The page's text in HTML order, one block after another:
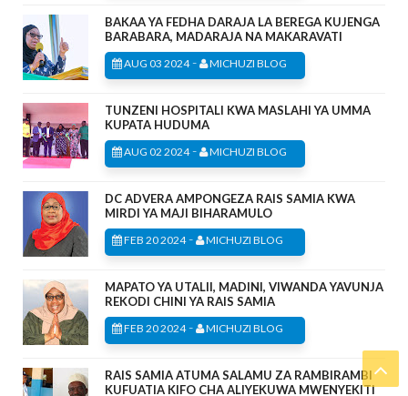
BAKAA YA FEDHA DARAJA LA BEREGA KUJENGA
BARABARA, MADARAJA NA MAKARAVATI
AUG 03 2024- MICHUZI BLOG
TUNZENI HOSPITALI KWA MASLAHI YA UMMA
KUPATA HUDUMA
AUG 02 2024- MICHUZI BLOG
DC ADVERA AMPONGEZA RAIS SAMIA KWA
MIRDI YA MAJI BIHARAMULO
FEB 20 2024- MICHUZI BLOG
MAPATO YA UTALII, MADINI, VIWANDA YAVUNJA
REKODI CHINI YA RAIS SAMIA
FEB 20 2024- MICHUZI BLOG
RAIS SAMIA ATUMA SALAMU ZA RAMBIRAMBI
KUFUATIA KIFO CHA ALIYEKUWA MWENYEKITI